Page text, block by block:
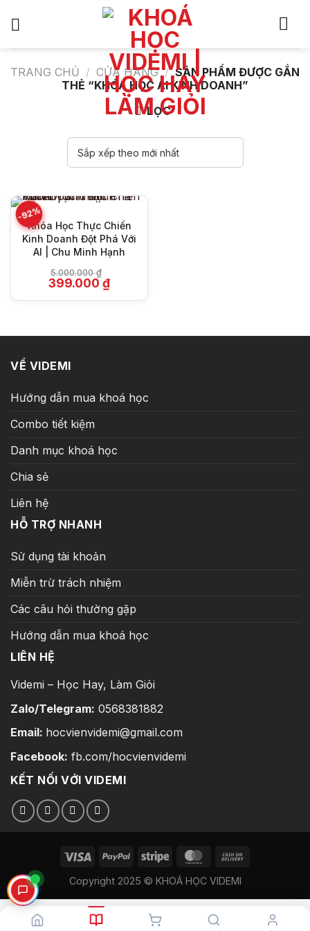
TRANG CHỦ / CỬA HÀNG / SẢN PHẨM ĐƯỢC GẮN
THẺ “KHÓA HỌC AI KINH DOANH”
LỌC
-92%
Khóa Học Thực Chiến
Kinh Doanh Đột Phá Với
AI | Chu Minh Hạnh
5.000.000₫
Giá
gốc
399.000 ₫Giá
VỀ VIDEMI
Hướng dẫn mua khoá học
Combo tiết kiệm
Danh mục khoá học
Chia sẻ
Liên hệ
HỖ TRỢ NHANH
Sử dụng tài khoản
Miễn trừ trách nhiệm
Các câu hỏi thường gặp
Hướng dẫn mua khoá học
LIÊN HỆ
Videmi – Học Hay, Làm Giỏi
Zalo/Telegram: 0568381882
Email: hocvienvidemi@gmail.com
Facebook: fb.com/hocvienvidemi
KẾT NỐI VỚI VIDEMI
Copyright 2025 © KHOÁ HỌC VIDEMI